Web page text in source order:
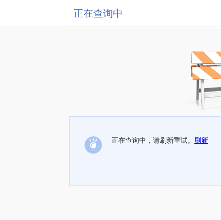
正在查询中
正在查询中，请刷新重试。 刷新